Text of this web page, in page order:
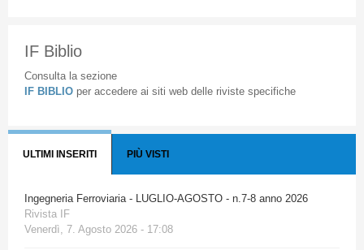
IF Biblio
Consulta la sezione
IF BIBLIO per accedere ai siti web delle riviste specifiche
ULTIMI INSERITI PIÙ VISTI
Ingegneria Ferroviaria - LUGLIO-AGOSTO - n.7-8 anno 2026
Rivista IF
Venerdì, 7. Agosto 2026 - 17:08